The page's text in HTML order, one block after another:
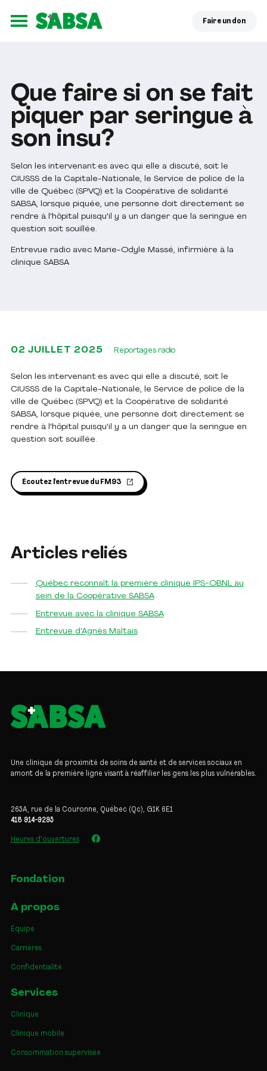
Ouvrir le menu
Faire un don
Que faire si on se fait
piquer par seringue à
son insu?
Selon les intervenant·es avec qui elle a discuté, soit le
CIUSSS de la Capitale-Nationale, le Service de police de la
ville de Québec (SPVQ) et la Coopérative de solidarité
SABSA, lorsque piquée, une personne doit directement se
rendre à l'hôpital puisqu'il y a un danger que la seringue en
question soit souillée.
Entrevue radio avec Marie-Odyle Massé, infirmière à la
clinique SABSA
02 JUILLET 2025 Reportages radio
Selon les intervenant·es avec qui elle a discuté, soit le
CIUSSS de la Capitale-Nationale, le Service de police de la
ville de Québec (SPVQ) et la Coopérative de solidarité
SABSA, lorsque piquée, une personne doit directement se
rendre à l'hôpital puisqu'il y a un danger que la seringue en
question soit souillée.
Écoutez l'entrevue du FM93
Articles reliés
Québec reconnaît la première clinique IPS-OBNL au
sein de la Coopérative SABSA
Entrevue avec la clinique SABSA
Entrevue d'Agnès Maltais
Une clinique de proximité de soins de santé et de services sociaux en
amont de la première ligne visant à réaffilier les gens les plus vulnérables.
265A, rue de la Couronne, Québec (Qc), G1K 6E1
418 914-9295
Heures d'ouvertures
Fondation
À propos
Équipe
Carrières
Confidentialité
Services
Clinique
Clinique mobile
Consommation supervisée